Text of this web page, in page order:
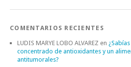
COMENTARIOS RECIENTES
LUDIS MARYE LOBO ALVAREZ en
concentrado de antioxidantes y un
antitumorales?